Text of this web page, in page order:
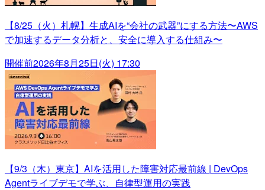
【8/25（火）札幌】生成AIを“会社の武器”にする方法〜AWS
で加速するデータ分析と、安全に導入する仕組み〜
開催前2026年8月25日(火) 17:30
【9/3（木）東京】AIを活用した障害対応最前線 | DevOps
Agentライブデモで学ぶ、自律型運用の実践